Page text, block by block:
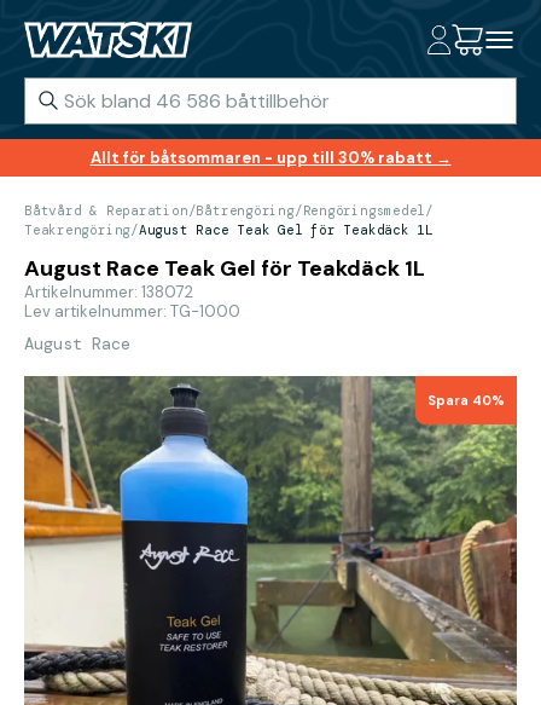
Allt för båtsommaren - upp till 30% rabatt →
Båtvård & Reparation/Båtrengöring/Rengöringsmedel/
Teakrengöring/August Race Teak Gel för Teakdäck 1L
August Race Teak Gel för Teakdäck 1L
Artikelnummer: 138072
Lev artikelnummer: TG-1000
August Race
Spara 40%